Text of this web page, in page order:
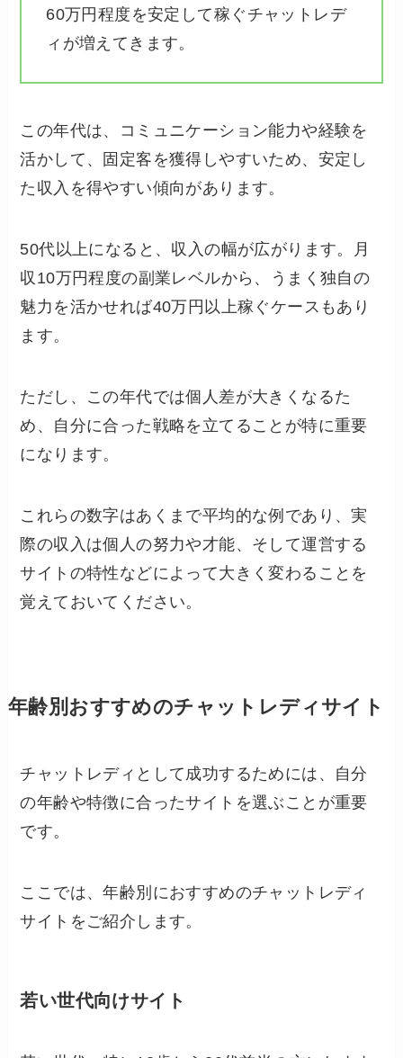
60万円程度を安定して稼ぐチャットレデ
ィが増えてきます。
この年代は、コミュニケーション能力や経験を
活かして、固定客を獲得しやすいため、安定し
た収入を得やすい傾向があります。
50代以上になると、収入の幅が広がります。月
収10万円程度の副業レベルから、うまく独自の
魅力を活かせれば40万円以上稼ぐケースもあり
ます。
ただし、この年代では個人差が大きくなるた
め、自分に合った戦略を立てることが特に重要
になります。
これらの数字はあくまで平均的な例であり、実
際の収入は個人の努力や才能、そして運営する
サイトの特性などによって大きく変わることを
覚えておいてください。
年齢別おすすめのチャットレディサイト
チャットレディとして成功するためには、自分
の年齢や特徴に合ったサイトを選ぶことが重要
です。
ここでは、年齢別におすすめのチャットレディ
サイトをご紹介します。
若い世代向けサイト